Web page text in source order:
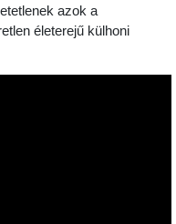
azok a
életerejű külhoni